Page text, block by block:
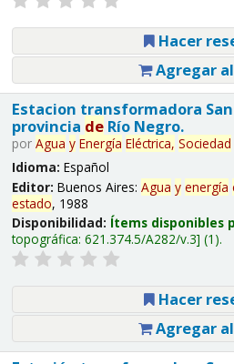
Hacer
Agregar
Estacion transformadora
provincia deRío Negro.
por Agua y Energía Eléctrica, Sociedad
Idioma: Español
Editor: Buenos Aires: Agua y energía
estado, 1988
Disponibilidad: Ítems disponibles
topográfica: 621.374.5/A282/v.3 (1).
Hacer
Agregar